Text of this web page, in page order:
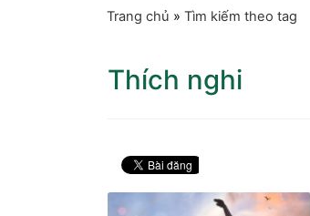
Trang chủ » Tìm kiếm theo tag
Thích nghi